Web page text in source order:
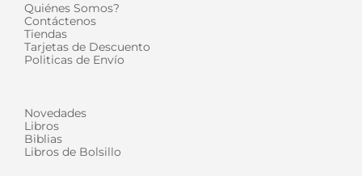
Quiénes Somos?
Contáctenos
Tiendas
Tarjetas de Descuento
Politicas de Envío
Novedades
Libros
Biblias
Libros de Bolsillo